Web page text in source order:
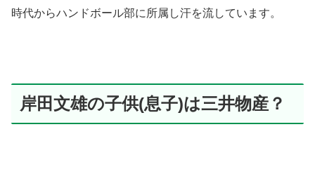
時代からハンドボール部に所属し汗を流しています。
岸田文雄の子供(息子)は三井物産？